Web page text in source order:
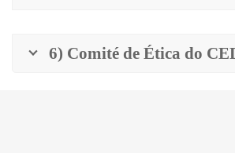
6) Comité de Ética do